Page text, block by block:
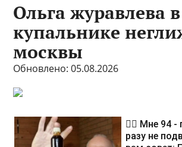
Ольга журавлева в
купальнике
москвы
Обновлено: 05.08.2026
❤️‍🔥 Мне 94 -
разу не